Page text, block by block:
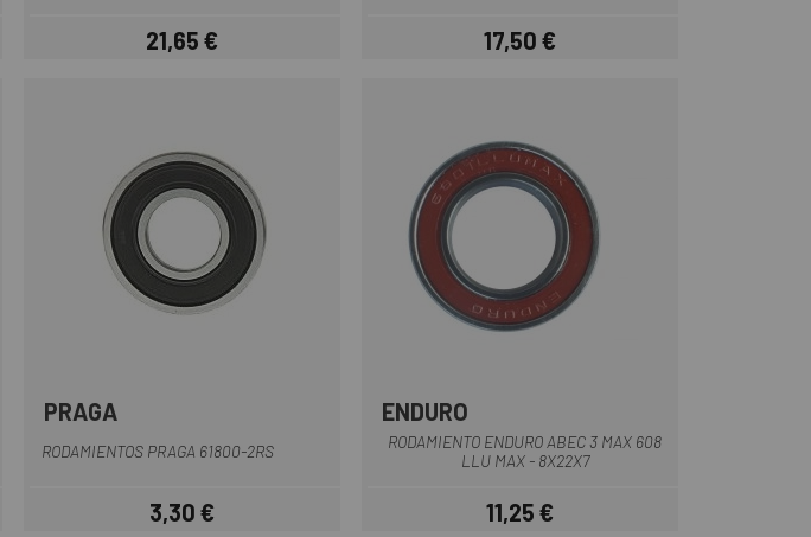
Precio
21,65 € Precio
17,50 €
PRAGA
RODAMIENTOS PRAGA 61800-2RS
Precio
3,30 €
ENDURO
RODAMIENTO ENDURO ABEC 3 MAX 608
LLU MAX - 8X22X7
Precio
11,25 €